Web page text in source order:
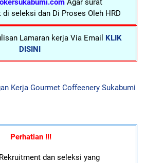
Agar surat
seleksi dan Di Proses Oleh HRD
Lamaran kerja Via Email KLIK
DISINI
Kerja Gourmet Coffeenery Sukabumi
Perhatian !!!
dan seleksi yang